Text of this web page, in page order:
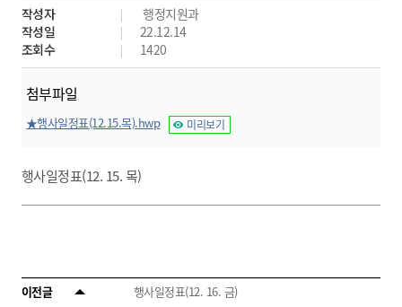
군
산
작성자
행정지원과
작성일
22.12.14
조회수
1420
첨부파일
★행사일정표(12.15.목).hwp 미리보기
행사일정표(12. 15. 목)
이전글
행사일정표(12. 16. 금)